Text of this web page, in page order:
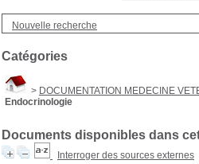
Nouvelle recherche
Catégories
> DOCUMENTATION MEDECINE
Endocrinologie
Documents disponibles dans
Interroger des sources externes